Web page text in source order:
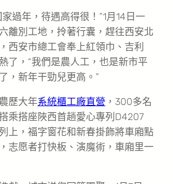
年，待遇高得很！”1月14日一
離別工地，拎著行囊，趕往西安北
西安市總工會奉上紅領巾、吉利
了，“我們是農人工，也是新市平
，新年干勁兒更高。”
歷大年系統櫃工廠直營 ，300多名
乘搭座陜西首趟愛心專列D4207
上，福字窗花和新春掛飾將車廂點
志愿者打快板、演魔術，車廂里一